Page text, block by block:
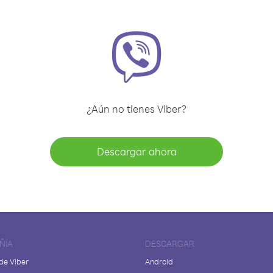
¿Aún no tienes Viber?
Descargar ahora
Viber
DESCARGAR
Android